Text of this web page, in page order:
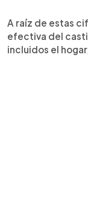
A raíz de estas
efectiva del
incluidos el